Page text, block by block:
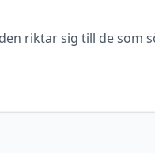
riktar sig till de som